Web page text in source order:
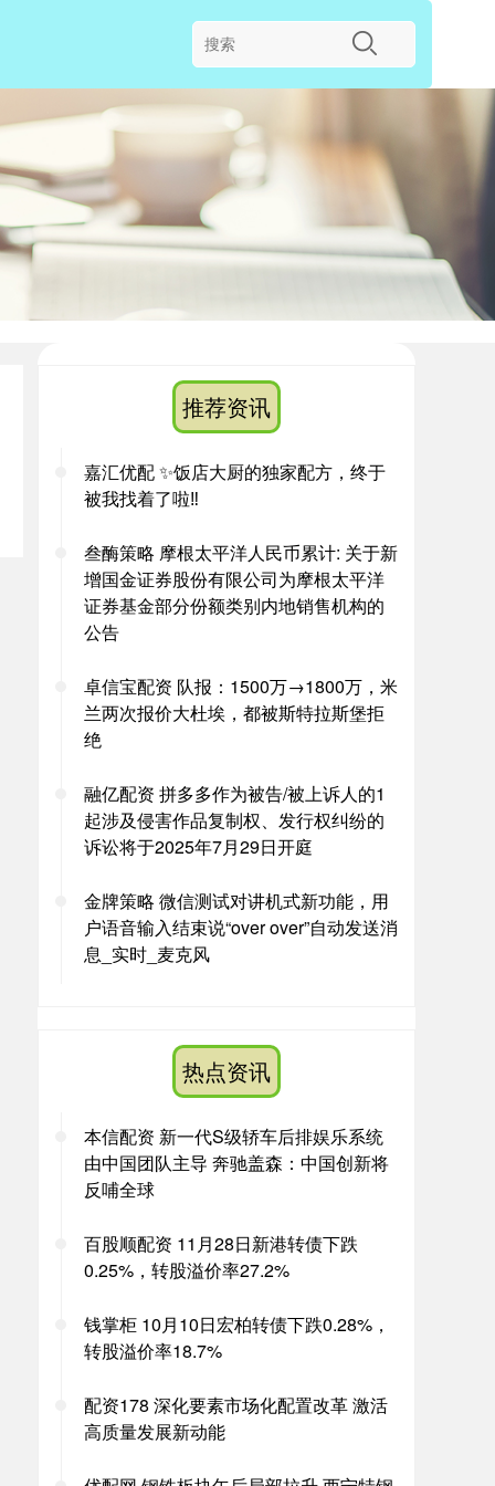
推荐资讯
嘉汇优配 ✨饭店大厨的独家配方，终于
被我找着了啦‼️
叁酶策略 摩根太平洋人民币累计: 关于新
增国金证券股份有限公司为摩根太平洋
证券基金部分份额类别内地销售机构的
公告
卓信宝配资 队报：1500万→1800万，米
兰两次报价大杜埃，都被斯特拉斯堡拒
绝
融亿配资 拼多多作为被告/被上诉人的1
起涉及侵害作品复制权、发行权纠纷的
诉讼将于2025年7月29日开庭
金牌策略 微信测试对讲机式新功能，用
户语音输入结束说“over over”自动发送消
息_实时_麦克风
热点资讯
本信配资 新一代S级轿车后排娱乐系统
由中国团队主导 奔驰盖森：中国创新将
反哺全球
百股顺配资 11月28日新港转债下跌
0.25%，转股溢价率27.2%
钱掌柜 10月10日宏柏转债下跌0.28%，
转股溢价率18.7%
配资178 深化要素市场化配置改革 激活
高质量发展新动能